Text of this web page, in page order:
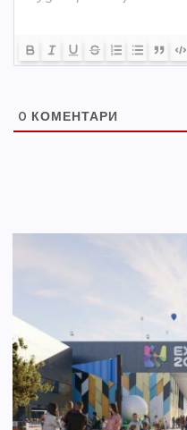
0 КОМЕНТАРИ